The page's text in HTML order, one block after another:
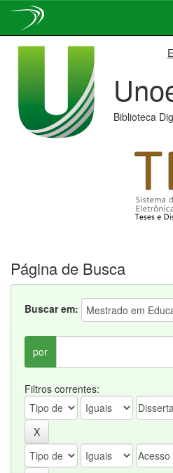
Biblioteca
Página de Busca
Buscar em:
por
Filtros correntes: